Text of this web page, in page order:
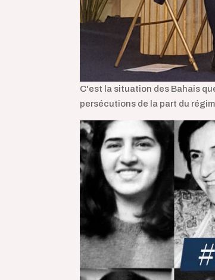
C'est la situation des Bahais
persécutions de la part du